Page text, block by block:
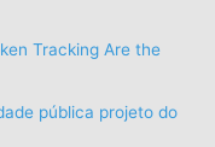
Tracking Are the
pública projeto do